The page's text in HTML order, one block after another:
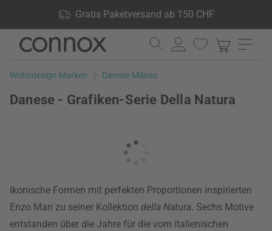
Gratis Paketversand ab 150 CHF
Produkte lagernd, 60 Tage Rückgaberecht
Direkt
Seiteninhalt
Direkt
Suchfeld
Wohndesign-Marken Danese Milano
Danese - Grafiken-Serie Della Natura
Ikonische Formen mit perfekten Proportionen inspirierten
Enzo Mari zu seiner Kollektion della Natura. Sechs Motive
entstanden über die Jahre für die vom italienischen